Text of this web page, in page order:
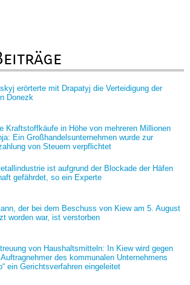
erörterte mit Drapatyj die Verteidigung der
Donezk
Kraftstoffkäufe in Höhe von mehreren Millionen
Ein Großhandelsunternehmen wurde zur
von Steuern verpflichtet
ist aufgrund der Blockade der Häfen
gefährdet, so ein Experte
der bei dem Beschuss von Kiew am 5. August
worden war, ist verstorben
von Haushaltsmitteln: In Kiew wird gegen
des kommunalen Unternehmens
ein Gerichtsverfahren eingeleitet